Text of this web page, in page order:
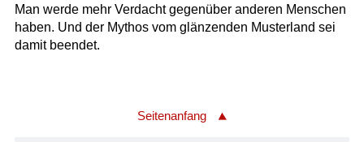
Man werde mehr Verdacht gegenüber anderen Menschen
haben. Und der Mythos vom glänzenden Musterland sei
damit beendet.
Seitenanfang